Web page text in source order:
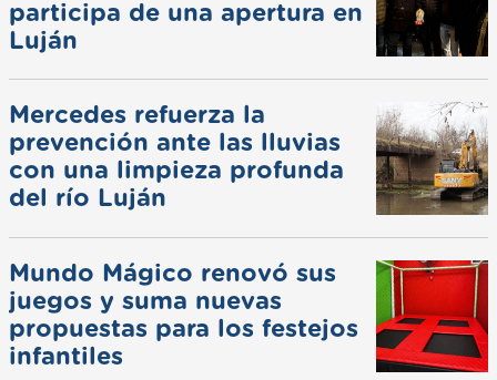
participa de una apertura en
Luján
Mercedes refuerza la
prevención ante las lluvias
con una limpieza profunda
del río Luján
Mundo Mágico renovó sus
juegos y suma nuevas
propuestas para los festejos
infantiles